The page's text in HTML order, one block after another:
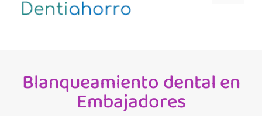
Blanqueamiento dental en
Embajadores